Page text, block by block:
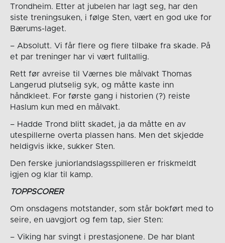
Trondheim. Etter at jubelen har lagt seg, har den
siste treningsuken, i følge Sten, vært en god uke for
Bærums-laget.
– Absolutt. Vi får flere og flere tilbake fra skade. På
et par treninger har vi vært fulltallig.
Rett før avreise til Værnes ble målvakt Thomas
Langerud plutselig syk, og måtte kaste inn
håndkleet. For første gang i historien (?) reiste
Haslum kun med en målvakt.
– Hadde Trond blitt skadet, ja da måtte en av
utespillerne overta plassen hans. Men det skjedde
heldigvis ikke, sukker Sten.
Den ferske juniorlandslagsspilleren er friskmeldt
igjen og klar til kamp.
TOPPSCORER
Om onsdagens motstander, som står bokført med to
seire, en uavgjort og fem tap, sier Sten:
– Viking har svingt i prestasjonene. De har blant